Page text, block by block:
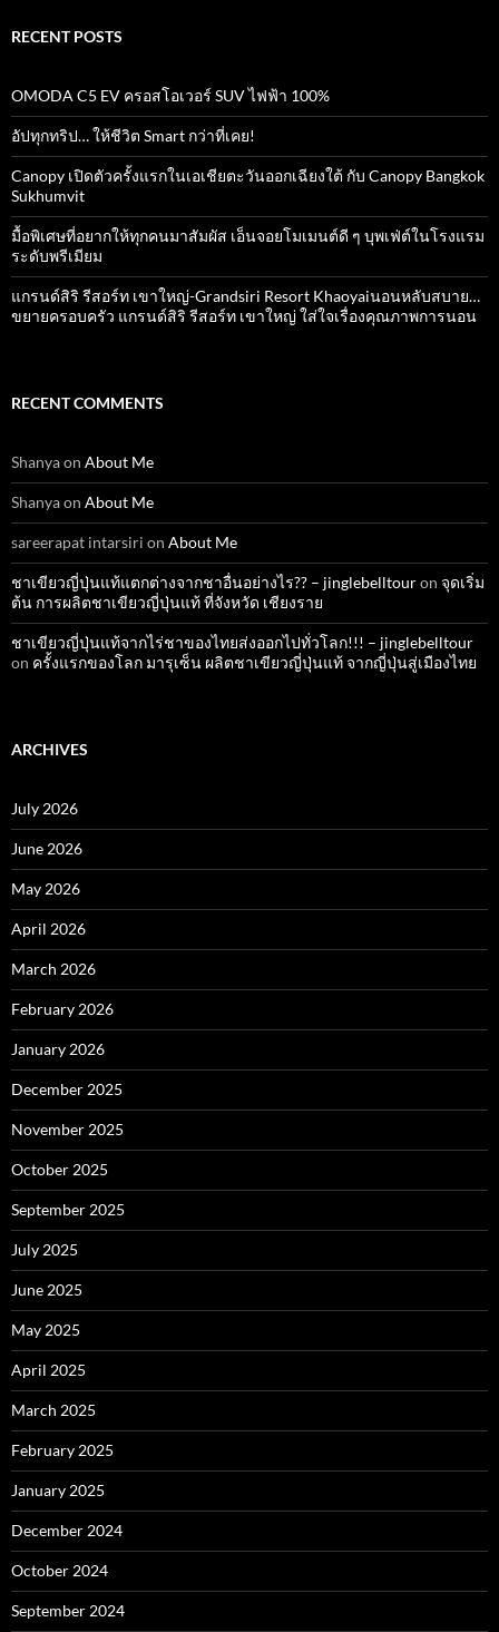
RECENT POSTS
OMODA C5 EV ครอสโอเวอร์ SUV ไฟฟ้า 100%
อัปทุกทริป… ให้ชีวิต Smart กว่าที่เคย!
Canopy เปิดตัวครั้งแรกในเอเชียตะวันออกเฉียงใต้ กับ Canopy Bangkok
Sukhumvit
มื้อพิเศษที่อยากให้ทุกคนมาสัมผัส เอ็นจอยโมเมนต์ดี ๆ บุพเฟ่ต์ในโรงแรม
ระดับพรีเมียม
แกรนด์สิริ​ รีสอร์ท​ เขาใหญ่​-Grandsiri​ Resort​ Khaoyaiนอนหลับสบาย…
ขยายครอบครัว แกรนด์สิริ รีสอร์ท เขาใหญ่ ใส่ใจเรื่องคุณภาพการนอน
RECENT COMMENTS
Shanyaon About Me
Shanyaon About Me
sareerapat intarsiri on About Me
ชาเขียวญี่ปุ่นแท้แตกต่างจากชาอื่นอย่างไร?? – jinglebelltouron จุดเริ่ม
ต้น การผลิตชาเขียวญี่ปุ่นแท้ ที่จังหวัด เชียงราย
ชาเขียวญี่ปุ่นแท้จากไร่ชาของไทยส่งออกไปทั่วโลก!!! – jinglebelltour
on ครั้งแรกของโลก มารุเซ็น ผลิตชาเขียวญี่ปุ่นแท้ จากญี่ปุ่นสู่เมืองไทย
ARCHIVES
July 2026
June 2026
May 2026
April 2026
March 2026
February 2026
January 2026
December 2025
November 2025
October 2025
September 2025
July 2025
June 2025
May 2025
April 2025
March 2025
February 2025
January 2025
December 2024
October 2024
September 2024